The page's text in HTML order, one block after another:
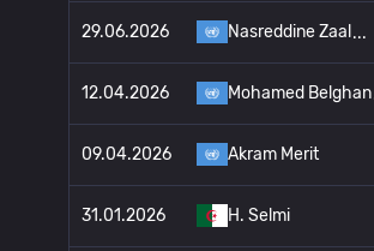
29.06.2026 Nasreddine Zaal
12.04.2026 Mohamed Belghan
09.04.2026 Akram Merit
31.01.2026 H. Selmi